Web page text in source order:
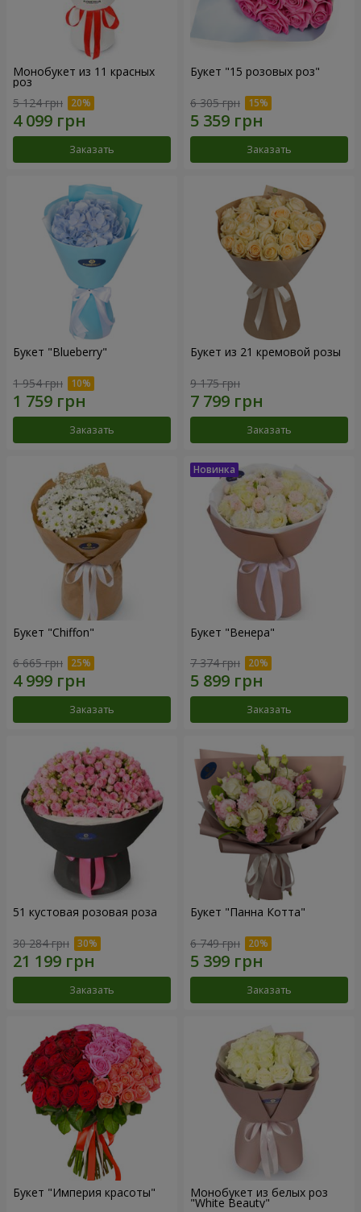
Монобукет из 11 красных
роз
5 124 грн
Заказать
Букет "15 розовых роз"
6 305 грн
Заказать
Букет "Blueberry"
1 954 грн
Заказать
Букет из 21 кремовой розы
9 175 грн
Заказать
Букет "Chiffon"
6 665 грн
Заказать
Букет "Венера"
7 374 грн
Заказать
51 кустовая розовая роза
30 284 грн
Заказать
Букет "Панна Котта"
6 749 грн
Заказать
Букет "Империя красоты" Монобукет из белых роз
"White Beauty"